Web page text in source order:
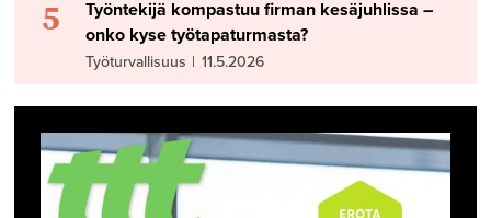
5
Työntekijä kompastuu firman kesäjuhlissa –
onko kyse työtapaturmasta?
Työturvallisuus | 11.5.2026